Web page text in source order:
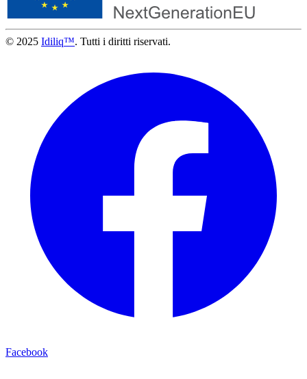
© 2025 Idiliq™. Tutti i diritti riservati.
Facebook